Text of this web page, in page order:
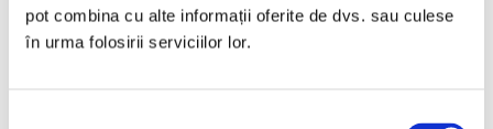
pot combina cu alte informații oferite de dvs. sau culese
în urma folosirii serviciilor lor.